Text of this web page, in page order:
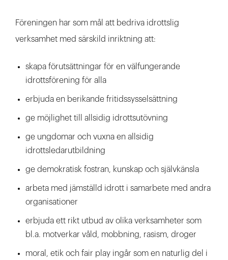
Föreningen har som mål att bedriva idrottslig
verksamhet med särskild inriktning att:
skapa förutsättningar för en välfungerande
idrottsförening för alla
erbjuda en berikande fritidssysselsättning
ge möjlighet till allsidig idrottsutövning
ge ungdomar och vuxna en allsidig
idrottsledarutbildning
ge demokratisk fostran, kunskap och självkänsla
arbeta med jämställd idrott i samarbete med andra
organisationer
erbjuda ett rikt utbud av olika verksamheter som
bl.a. motverkar våld, mobbning, rasism, droger
moral, etik och fair play ingår som en naturlig del i